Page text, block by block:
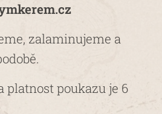
zalaminujeme a
platnost poukazu je 6